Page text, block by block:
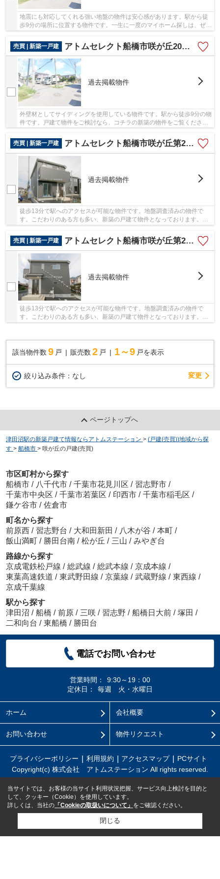
地震にも対応してくれる強い地盤の物件は安心感があります。駅から徒
歩9分の場所に位置する物件です。一生に一度のマイホーム探しは、ぜひ
新築戸建てで。 アトムステーションの連絡先...
売買 | 新築一戸建
アトムセレクト船橋市咲が丘20期3棟1号棟
過去掲載物件
外壁材としてサイディングを使用している物件です。駅から徒歩9分の物
件です。戸建て物件をご検討なら、コチラの新築の物件をご覧くださ
売買 | 新築一戸建
アトムセレクト船橋市咲が丘第20 3号棟
過去掲載物件
徒歩13分で駅へのアクセスが可能な物件です。地盤調査済みの物件で
す。こだわりのある方も多い、新築の戸建て物件となっております。ア
売買 | 新築一戸建
アトムセレクト船橋市咲が丘第20 1号棟
過去掲載物件
徒歩13分で駅へのアクセスが可能な物件です。地盤調査済みの物件で
す。こだわりのある方も多い、新築の戸建て物件となっております。ア
該当物件数 9 戸 販売数 2 戸 1～9 戸を表示
絞り込み条件： なし 変更
ページトップへ
津田沼駅の新築戸建て情報ならアトムステーション > (戸建(売買))地域から探
す > 船橋市 > 咲が丘の戸建(売買)
市区町村から探す
船橋市 / 八千代市 / 千葉市花見川区 / 習志野市 /
千葉市中央区 / 千葉市若葉区 / 印西市 / 千葉市稲毛区 /
鎌ケ谷市 / 佐倉市
町名から探す
前原西 / 習志野台 / 大和田新田 / 八木が谷 / 本町 /
飯山満町 / 勝田台南 / 松が丘 / 三山 / みやぎ台
路線から探す
京成電鉄松戸線 / 総武線 / 総武本線 / 京成本線 /
東葉高速鉄道 / 東武野田線 / 京葉線 / 武蔵野線 / 東西線 /
京成千葉線
駅から探す
津田沼 / 船橋 / 前原 / 三咲 / 習志野 / 船橋日大前 / 塚田 /
二和向台 / 東船橋 / 勝田台
電話でお問い合わせ
営業時間：
9:30～19：00
定休日：
毎週 火・水曜日
ホーム 会社概要
お問い合わせ 物件リクエスト
プライバシーポリシー 利用規約 アクセスマップ
PCサイト
Copyright(c) 株式会社 アトムステーション All rights reserved.
当サイトでは、お客様の当サイト利用状況把握、サービス向上検討を目的と
して、クッキー（Cookie）を使用しています。
詳しくは、当社の 「Cookieの取扱いについて」 をご確認ください。
閉じる